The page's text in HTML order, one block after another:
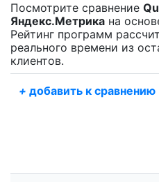
Посмотрите сравнение
Яндекс.Метрика на
Рейтинг программ
реального времени из
клиентов.
+ добавить к сравнению